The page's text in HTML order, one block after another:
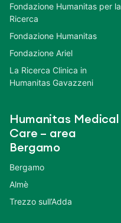
Fondazione Humanitas per la
Ricerca
Fondazione Humanitas
Fondazione Ariel
La Ricerca Clinica in
Humanitas Gavazzeni
Humanitas Medical
Care – area
Bergamo
Bergamo
Almè
Trezzo sull’Adda